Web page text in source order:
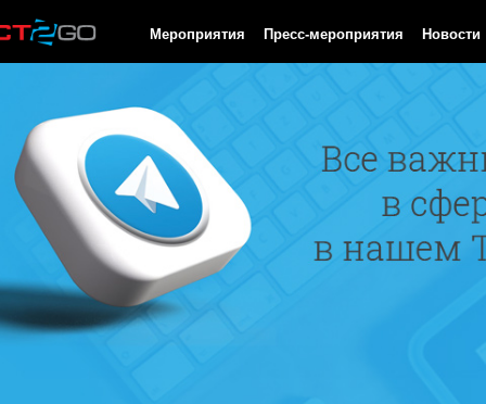
Мероприятия Пресс-мероприятия Новости